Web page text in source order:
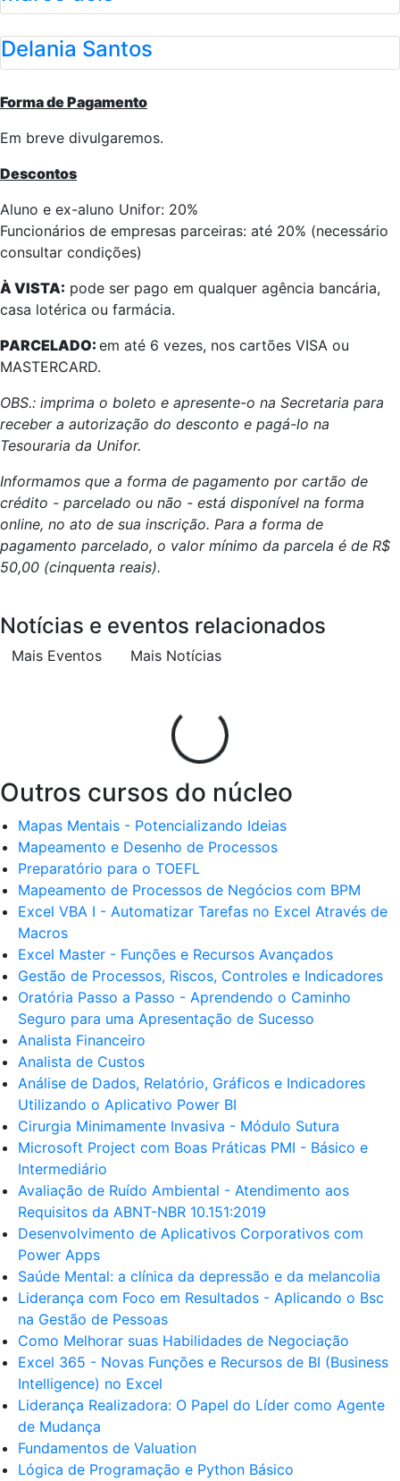
Delania Santos
Forma de Pagamento
Em breve divulgaremos.
Descontos
Aluno e ex-aluno Unifor: 20%
Funcionários de empresas parceiras: até 20% (necessário
consultar condições)
À VISTA: pode ser pago em qualquer agência bancária,
casa lotérica ou farmácia.
PARCELADO: em até 6 vezes, nos cartões VISA ou
MASTERCARD.
OBS.: imprima o boleto e apresente-o na Secretaria para
receber a autorização do desconto e pagá-lo na
Tesouraria da Unifor.
Informamos que a forma de pagamento por cartão de
crédito - parcelado ou não - está disponível na forma
online, no ato de sua inscrição. Para a forma de
pagamento parcelado, o valor mínimo da parcela é de R$
50,00 (cinquenta reais).
Notícias e eventos relacionados
Mais Eventos Mais Notícias
Outros cursos do núcleo
Mapas Mentais - Potencializando Ideias
Mapeamento e Desenho de Processos
Preparatório para o TOEFL
Mapeamento de Processos de Negócios com BPM
Excel VBA I - Automatizar Tarefas no Excel Através de
Macros
Excel Master - Funções e Recursos Avançados
Gestão de Processos, Riscos, Controles e Indicadores
Oratória Passo a Passo - Aprendendo o Caminho
Seguro para uma Apresentação de Sucesso
Analista Financeiro
Analista de Custos
Análise de Dados, Relatório, Gráficos e Indicadores
Utilizando o Aplicativo Power BI
Cirurgia Minimamente Invasiva - Módulo Sutura
Microsoft Project com Boas Práticas PMI - Básico e
Intermediário
Avaliação de Ruído Ambiental - Atendimento aos
Requisitos da ABNT-NBR 10.151:2019
Desenvolvimento de Aplicativos Corporativos com
Power Apps
Saúde Mental: a clínica da depressão e da melancolia
Liderança com Foco em Resultados - Aplicando o Bsc
na Gestão de Pessoas
Como Melhorar suas Habilidades de Negociação
Excel 365 - Novas Funções e Recursos de BI (Business
Intelligence) no Excel
Liderança Realizadora: O Papel do Líder como Agente
de Mudança
Fundamentos de Valuation
Lógica de Programação e Python Básico